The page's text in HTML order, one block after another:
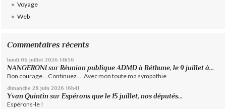
Voyage
Web
Commentaires récents
lundi 06 juillet 2026 14h56
NANGERONI surRéunion publique ADMD à Béthune, le 9 juillet à...
Bon courage ...Continuez.... Avec mon toute ma sympathie
dimanche 28 juin 2026 16h41
Yvan Quintin surEspérons que le 15 juillet, nos députés...
Espérons-le !